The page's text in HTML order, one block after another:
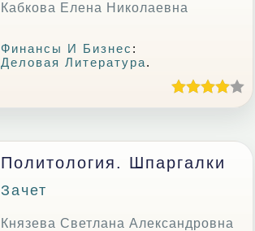
Кабкова Елена Николаевна
Финансы И Бизнес :
Деловая Литература.
Политология. Шпаргалки
Зачет
Князева Светлана Александровна